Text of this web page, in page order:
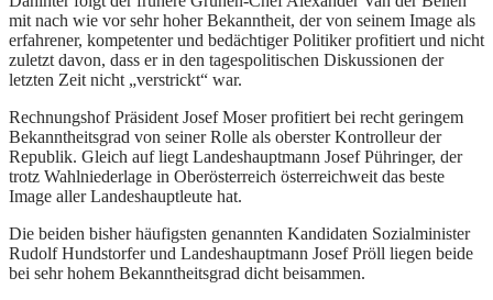
mit nach wie vor sehr hoher Bekanntheit, der von seinem Image als
erfahrener, kompetenter und bedächtiger Politiker profitiert und nicht
zuletzt davon, dass er in den tagespolitischen Diskussionen der
letzten Zeit nicht „verstrickt“ war.
Rechnungshof Präsident Josef Moser profitiert bei recht geringem
Bekanntheitsgrad von seiner Rolle als oberster Kontrolleur der
Republik. Gleich auf liegt Landeshauptmann Josef Pühringer, der
trotz Wahlniederlage in Oberösterreich österreichweit das beste
Image aller Landeshauptleute hat.
Die beiden bisher häufigsten genannten Kandidaten Sozialminister
Rudolf Hundstorfer und Landeshauptmann Josef Pröll liegen beide
bei sehr hohem Bekanntheitsgrad dicht beisammen.